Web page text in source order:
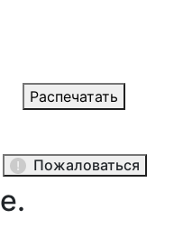
Распечатать
Пожаловаться